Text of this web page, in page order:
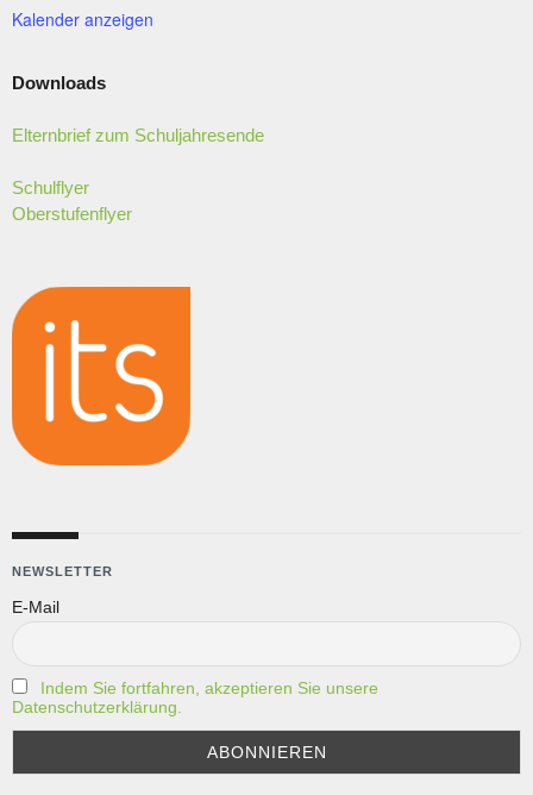
Kalender anzeigen
Downloads
Elternbrief zum Schuljahresende
Schulflyer
Oberstufenflyer
NEWSLETTER
E-Mail
Indem Sie fortfahren, akzeptieren Sie unsere
Datenschutzerklärung.